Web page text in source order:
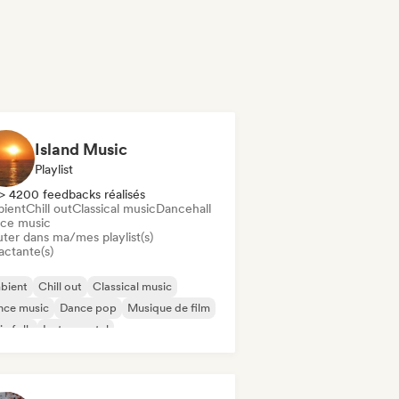
Island Music
Playlist
4200 feedbacks réalisés
Chill outClassical musicDancehall
music
dans ma/mes playlist(s)
Chill out
Classical music
music
Dance pop
Musique de film
folk
Instrumental